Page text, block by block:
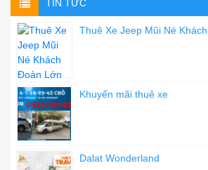
TIN TỨC
Thuê Xe Jeep Mũi Né
Khuyến mãi thuê xe
Dalat Wonderland